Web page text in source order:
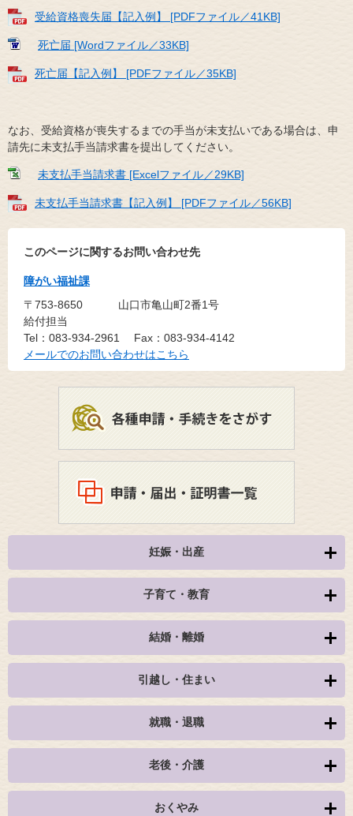
受給資格喪失届【記入例】 [PDFファイル／41KB]
死亡届 [Wordファイル／33KB]
死亡届【記入例】 [PDFファイル／35KB]
なお、受給資格が喪失するまでの手当が未支払いである場合は、申
請先に未支払手当請求書を提出してください。
未支払手当請求書 [Excelファイル／29KB]
未支払手当請求書【記入例】 [PDFファイル／56KB]
このページに関するお問い合わせ先
障がい福祉課
〒753-8650
山口市亀山町2番1号
給付担当
Tel：083-934-2961
Fax：083-934-4142
メールでのお問い合わせはこちら
妊娠・出産
子育て・教育
結婚・離婚
引越し・住まい
就職・退職
老後・介護
おくやみ